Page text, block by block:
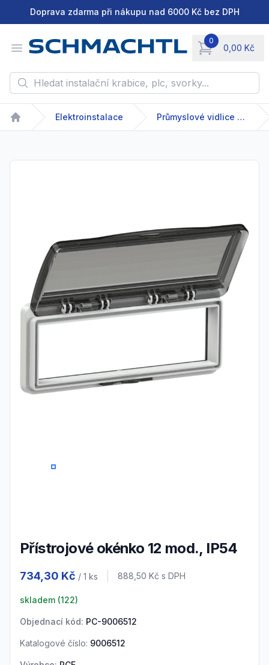
Doprava zdarma při nákupu nad 6000 Kč bez DPH
Open menu
0
0,00 Kč
items in cart,
Hledat instalační krabice, plc, svorky...
Home
Elektroinstalace Průmyslové vidlice a zásuvky
0
přístrojové okénko 12 mod., IP54
734,30 Kč / 1 ks Cena s DPH
888,50 Kč s DPH
skladem (122)
Objednací kód: PC-9006512
Katalogové číslo: 9006512